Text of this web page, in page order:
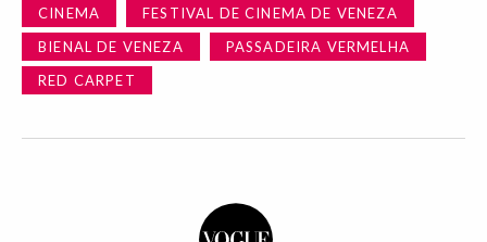
CINEMA
FESTIVAL DE CINEMA DE VENEZA
BIENAL DE VENEZA
PASSADEIRA VERMELHA
RED CARPET